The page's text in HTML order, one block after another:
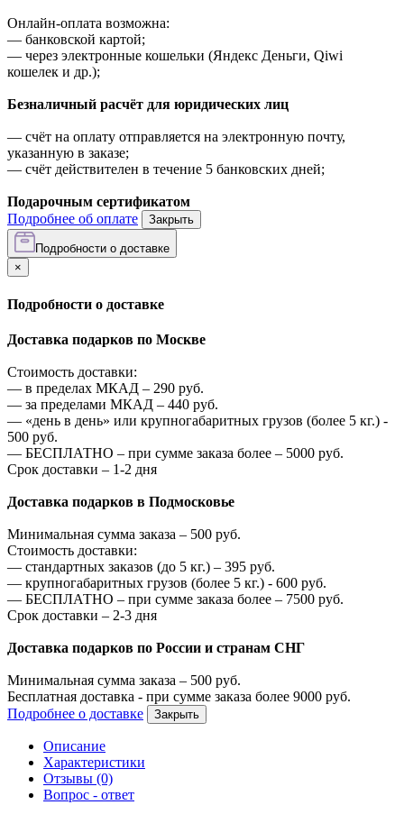
Онлайн-оплата возможна:
— банковской картой;
— через электронные кошельки (Яндекс Деньги, Qiwi
кошелек и др.);
Безналичный расчёт для юридических лиц
— счёт на оплату отправляется на электронную почту,
указанную в заказе;
— счёт действителен в течение 5 банковских дней;
Подарочным сертификатом
Подробнее об оплате
Закрыть
Подробности о доставке
×
Подробности о доставке
Доставка подарков по Москве
Стоимость доставки:
— в пределах МКАД – 290 руб.
— за пределами МКАД – 440 руб.
— «день в день» или крупногабаритных грузов (более 5 кг.) -
500 руб.
— БЕСПЛАТНО – при сумме заказа более – 5000 руб.
Срок доставки – 1-2 дня
Доставка подарков в Подмосковье
Минимальная сумма заказа – 500 руб.
Стоимость доставки:
— стандартных заказов (до 5 кг.) – 395 руб.
— крупногабаритных грузов (более 5 кг.) - 600 руб.
— БЕСПЛАТНО – при сумме заказа более – 7500 руб.
Срок доставки – 2-3 дня
Доставка подарков по России и странам СНГ
Минимальная сумма заказа – 500 руб.
Бесплатная доставка - при сумме заказа более 9000 руб.
Подробнее о доставке
Закрыть
Описание
Характеристики
Отзывы (0)
Вопрос - ответ